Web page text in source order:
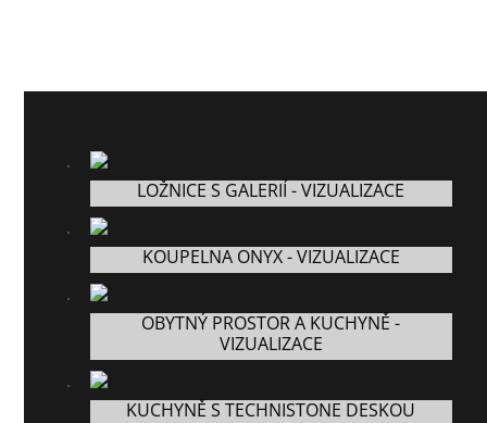
LOŽNICE S GALERIÍ - VIZUALIZACE
KOUPELNA ONYX - VIZUALIZACE
OBYTNÝ PROSTOR A KUCHYNĚ -
VIZUALIZACE
KUCHYNĚ S TECHNISTONE DESKOU